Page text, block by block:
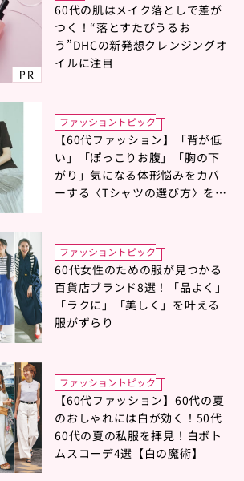
PR
60代の肌はメイク落としで差が
つく！“落とすたびうるお
う”DHCの新発想クレンジングオ
イルに注目
ファッショントピック
【60代ファッション】「背が低
い」「ぽっこりお腹」「胸の下
がり」気になる体形悩みをカバ
ーする〈Tシャツの選び方〉をス
ファッショントピック
60代女性のための服が見つかる
百貨店ブランド8選！「品よく」
「ラクに」「美しく」を叶える
服がずらり
ファッショントピック
【60代ファッション】60代の夏
のおしゃれには白が効く！50代
60代の夏の私服を拝見！白ボト
ムスコーデ4選【白の魔術】